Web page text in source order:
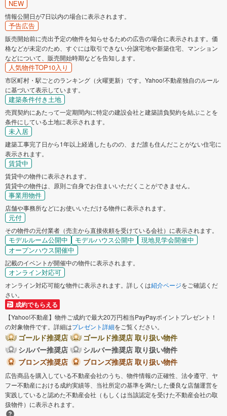
NEW
情報公開日が7日以内の場合に表示されます。
予告広告
販売開始前に売出予定の物件を知らせるための広告の場合に表示されます。価
格などが未定のため、すぐには取引できない分譲宅地や新築住宅、マンション
などについて、販売開始時期などを告知します。
人気物件TOP10入り
市区町村・駅ごとのランキング（火曜更新）です。Yahoo!不動産独自のルール
に基づいて表示しています。
建築条件付き土地
売買契約にあたって一定期間内に特定の建設会社と建築請負契約を結ぶことを
条件にしている土地に表示されます。
未入居
建築工事完了日から1年以上経過したものの、まだ誰も住んだことがない住宅に
表示されます。
賃貸中
賃貸中の物件に表示されます。
賃貸中の物件は、原則ご自身でお住まいいただくことができません。
事業用物件
店舗や事務所などにお使いいただける物件に表示されます。
元付
その物件の元付業者（売主から直接依頼を受けている会社）に表示されます。
モデルルーム公開中 モデルハウス公開中
現地見学会開催中
オープンハウス開催中
記載のイベントが開催中の物件に表示されます。
オンライン対応可
オンライン対応可能な物件に表示されます。詳しくは紹介ページをご確認くだ
さい。
成約でもらえる
【Yahoo!不動産】物件ご成約で最大20万円相当PayPayポイントプレゼント！
の対象物件です。詳細はプレゼント詳細をご覧ください。
ゴールド推奨店
ゴールド推奨店 取り扱い物件
シルバー推奨店
シルバー推奨店 取り扱い物件
ブロンズ推奨店
ブロンズ推奨店 取り扱い物件
広告商品を購入している不動産会社のうち、物件情報の正確性、法令遵守、ヤ
フー不動産における成約実績等、当社所定の基準を満たした優良な店舗運営を
実践していると認めた不動産会社（もしくは当該認定を受けた不動産会社の取
扱物件）に表示されます。